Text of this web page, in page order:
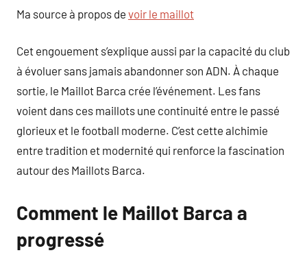
Ma source à propos de voir le maillot
Cet engouement s’explique aussi par la capacité du club
à évoluer sans jamais abandonner son ADN. À chaque
sortie, le Maillot Barca crée l’événement. Les fans
voient dans ces maillots une continuité entre le passé
glorieux et le football moderne. C’est cette alchimie
entre tradition et modernité qui renforce la fascination
autour des Maillots Barca.
Comment le Maillot Barca a
progressé